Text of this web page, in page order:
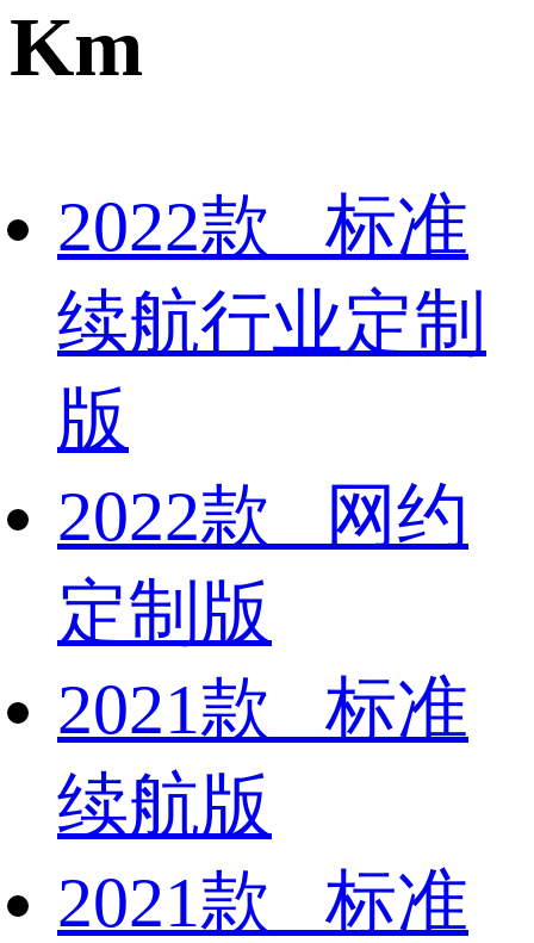
Km
2022款 标准
续航行业定制
版
2022款 网约
定制版
2021款 标准
续航版
2021款 标准